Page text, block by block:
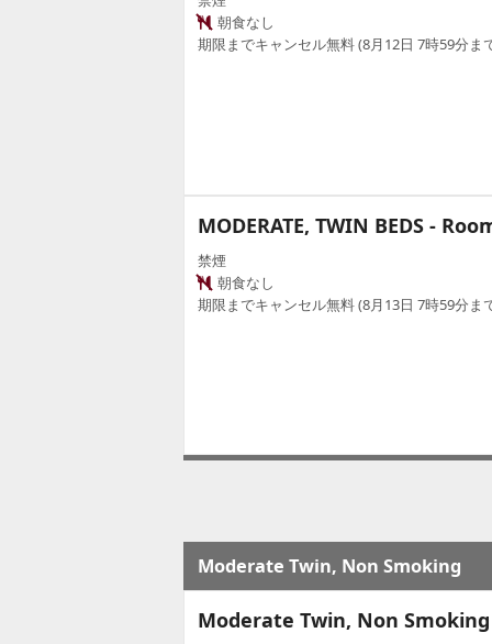
朝食なし
期限までキャンセル無料 (8月12日 7時59分ま
MODERATE, TWIN BEDS -
禁煙
朝食なし
期限までキャンセル無料 (8月13日 7時59分ま
Moderate Twin, Non Smoking
Moderate Twin, Non Smoking